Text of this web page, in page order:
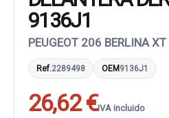
9136J1
PEUGEOT 206 BERLINA XT
Ref.2289498 OEM9136J1
26,62 €IVA incluido